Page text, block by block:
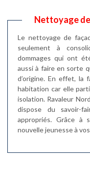
Nettoyage
Le nettoyage de
seulement à
dommages qui ont
aussi à faire en sorte
d’origine. En effet, la
habitation car elle
isolation. Ravaleur
dispose du savoir-
appropriés. Grâce à
nouvelle jeunesse à